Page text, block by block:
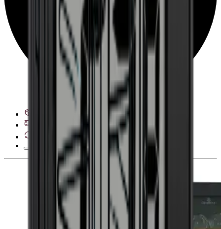
Veja opções de entrega
28 dias de direito de desistência